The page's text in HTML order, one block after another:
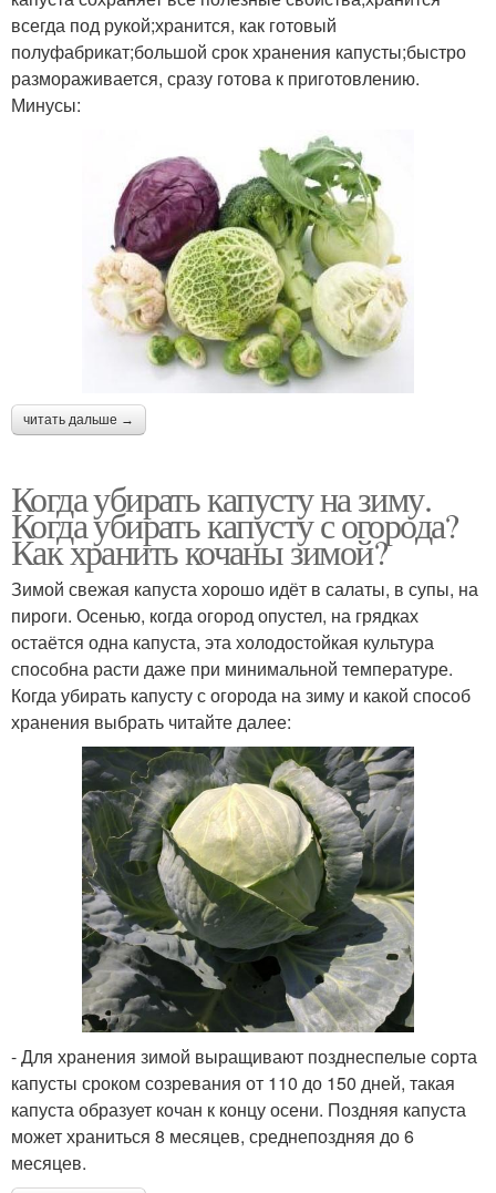
всегда под рукой;хранится, как готовый
полуфабрикат;большой срок хранения капусты;быстро
размораживается, сразу готова к приготовлению.
Минусы:
читать дальше →
Когда убирать капусту на зиму.
Когда убирать капусту с огорода?
Как хранить кочаны зимой?
Зимой свежая капуста хорошо идёт в салаты, в супы, на
пироги. Осенью, когда огород опустел, на грядках
остаётся одна капуста, эта холодостойкая культура
способна расти даже при минимальной температуре.
Когда убирать капусту с огорода на зиму и какой способ
хранения выбрать читайте далее:
- Для хранения зимой выращивают позднеспелые сорта
капусты сроком созревания от 110 до 150 дней, такая
капуста образует кочан к концу осени. Поздняя капуста
может храниться 8 месяцев, среднепоздняя до 6
месяцев.